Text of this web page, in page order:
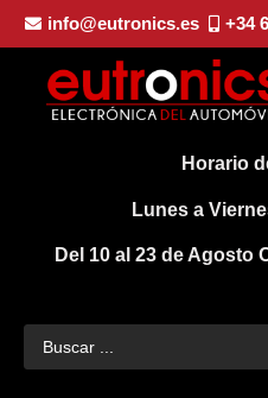
info@eutronics.es +34
Horario
Lunes a
Del 10 al 23 de Agosto